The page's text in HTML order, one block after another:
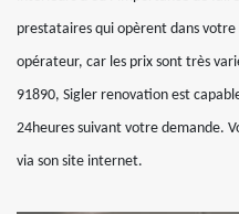
prestataires qui opèrent dans
opérateur, car les prix sont très
91890, Sigler renovation est
24heures suivant votre demande.
via son site internet.